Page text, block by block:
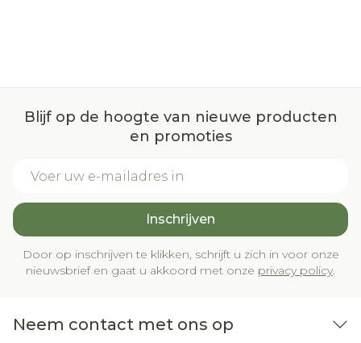
Blijf op de hoogte van nieuwe producten
en promoties
Inschrijven
Door op inschrijven te klikken, schrijft u zich in voor onze
nieuwsbrief en gaat u akkoord met onze privacy policy.
Neem contact met ons op